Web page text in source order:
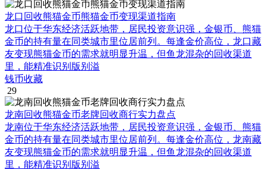
龙口回收熊猫金币熊猫金币变现渠道指南
龙口位于华东经济活跃地带，居民投资意识强，金银币、熊猫
金币的持有量在同类城市里位居前列。每逢金价高位，龙口藏
友变现熊猫金币的需求就明显升温，但鱼龙混杂的回收渠道
里，能精准识别版别溢
钱币收藏
29
龙南回收熊猫金币老牌回收商行实力盘点
龙南位于华东经济活跃地带，居民投资意识强，金银币、熊猫
金币的持有量在同类城市里位居前列。每逢金价高位，龙南藏
友变现熊猫金币的需求就明显升温，但鱼龙混杂的回收渠道
里，能精准识别版别溢